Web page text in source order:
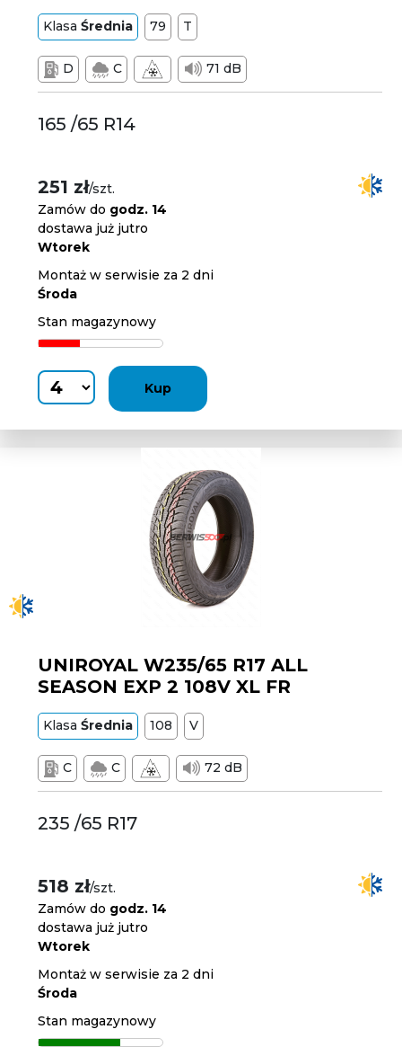
KlasaŚrednia 79 T
D C 71 dB
165 /65 R14
251 zł/szt.
Zamów do godz. 14
dostawa już jutro
Wtorek
Montaż w serwisie za 2 dni
Środa
Stan magazynowy
Kup
UNIROYAL W235/65 R17 ALL
SEASON EXP 2 108V XL FR
KlasaŚrednia 108 V
C C 72 dB
235 /65 R17
518 zł/szt.
Zamów do godz. 14
dostawa już jutro
Wtorek
Montaż w serwisie za 2 dni
Środa
Stan magazynowy